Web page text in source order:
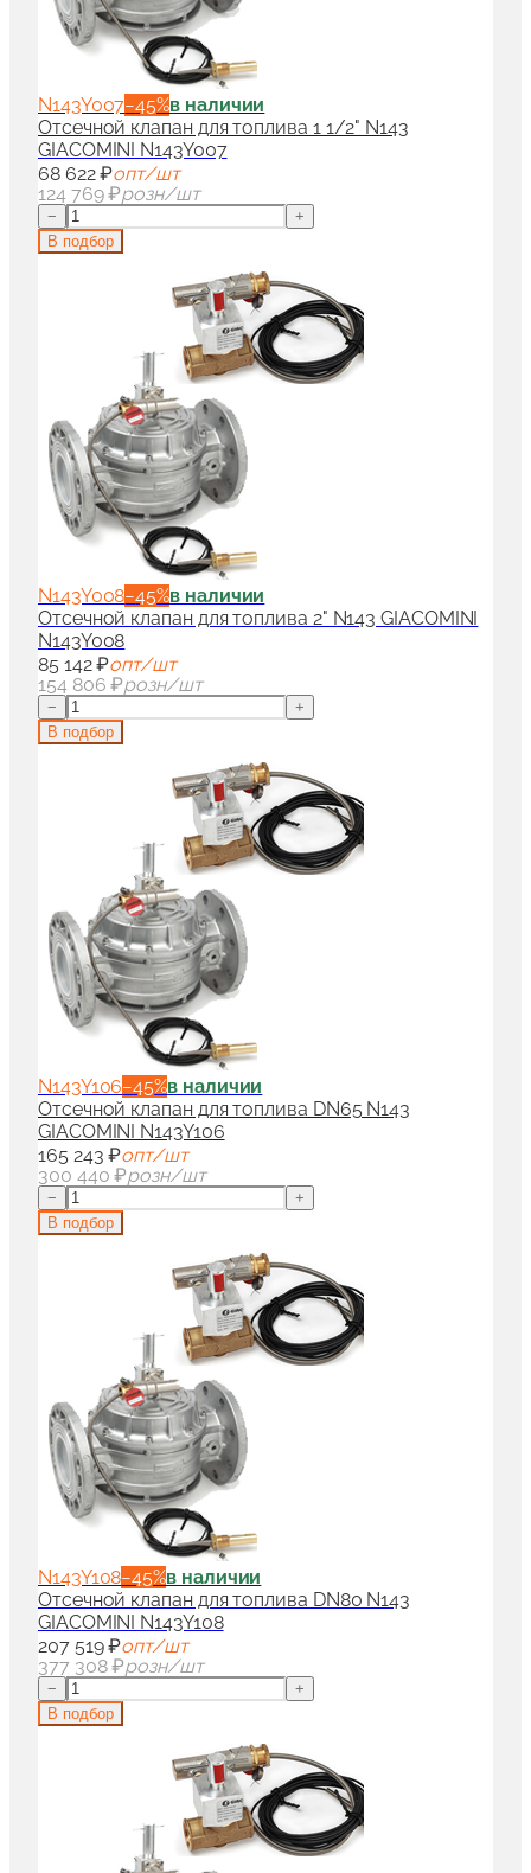
N143Y007−45%в наличии
Отсечной клапан для топлива 1 1/2" N143
GIACOMINI N143Y007
68 622 ₽опт/шт
124 769 ₽розн/шт
−
+
В подбор
N143Y008−45%в наличии
Отсечной клапан для топлива 2" N143 GIACOMINI
N143Y008
85 142 ₽опт/шт
154 806 ₽розн/шт
−
+
В подбор
N143Y106−45%в наличии
Отсечной клапан для топлива DN65 N143
GIACOMINI N143Y106
165 243 ₽опт/шт
300 440 ₽розн/шт
−
+
В подбор
N143Y108−45%в наличии
Отсечной клапан для топлива DN80 N143
GIACOMINI N143Y108
207 519 ₽опт/шт
377 308 ₽розн/шт
−
+
В подбор